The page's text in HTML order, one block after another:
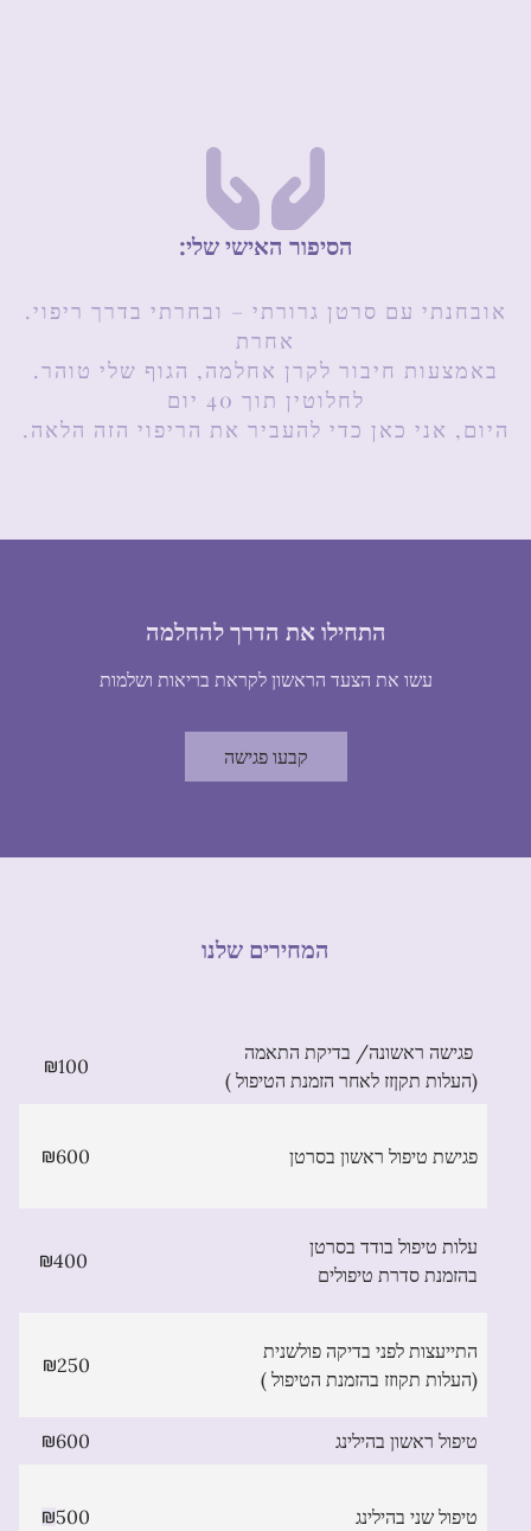
:הסיפור האישי שלי
.אובחנתי עם סרטן גרורתי – ובחרתי בדרך ריפוי
אחרת
.באמצעות חיבור לקרן אחלמה, הגוף שלי טוהר
לחלוטין תוך 40 יום
.היום, אני כאן כדי להעביר את הריפוי הזה הלאה
התחילו את הדרך להחלמה
עשו את הצעד הראשון לקראת בריאות ושלמות
קבעו פגישה
המחירים שלנו
100
פגישה ראשונה/בדיקת התאמה
( העלות תקןזז לאחר הזמנת הטיפול)
600 פגישת טיפול ראשון בסרטן
400
עלות טיפול בודד בסרטן
בהזמנת סדרת טיפולים
250
התייעצות לפני בדיקה פולשנית
( העלות תקוזז בהזמנת הטיפול)
600 טיפול ראשון בהילינג
500 טיפול שני בהילינג